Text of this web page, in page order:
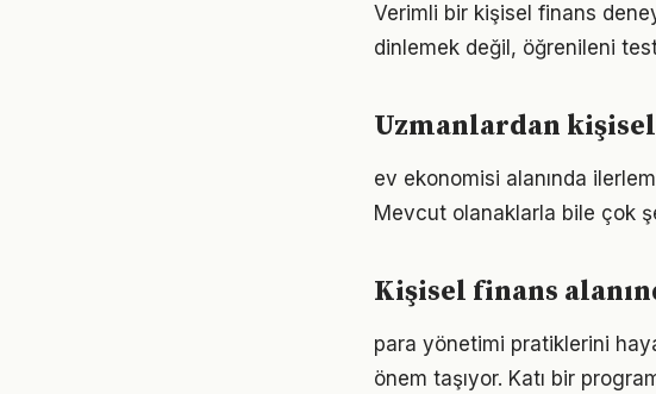
Verimli bir kişisel finans
dinlemek değil, öğrenileni
Uzmanlardan
ev ekonomisi alanında
Mevcut olanaklarla bile çok
Kişisel finans
para yönetimi pratiklerini
önem taşıyor. Katı bir